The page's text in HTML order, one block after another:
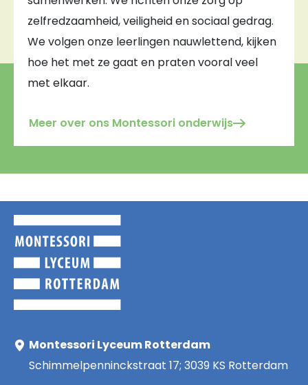
zelfredzaamheid, veiligheid en sociaal gedrag.
We volgen onze leerlingen nauwlettend, kijken
hoe het met ze gaat en praten vooral veel
met elkaar.
Meer over ons Montessori onderwijs
Montessori Lyceum Rotterdam
Schimmelpenninckstraat 17; 3039 KS Rotterdam